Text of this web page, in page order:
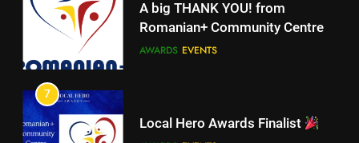
A big THANK YOU! from
Romanian+ Community Centre
AWARDS EVENTS
7
Local Hero Awards Finalist
MEDIA
6
AWARDS EVENTS